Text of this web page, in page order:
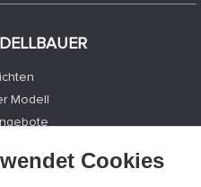
Modell
Cookies